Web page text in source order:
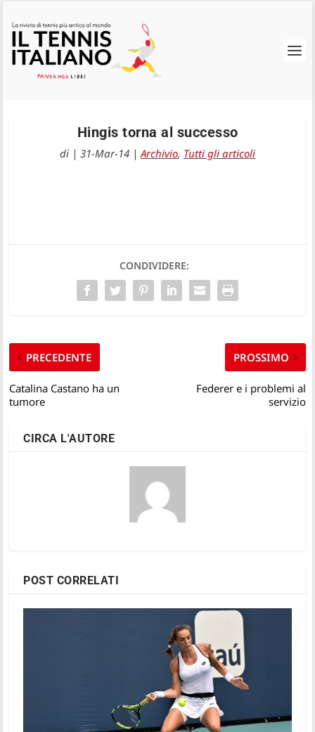
Hingis torna al successo
di | 31-Mar-14 |Archivio, Tutti gli articoli
CONDIVIDERE:
PRECEDENTE
Catalina Castano ha un
tumore
PROSSIMO
Federer e i problemi al
servizio
CIRCA L'AUTORE
POST CORRELATI